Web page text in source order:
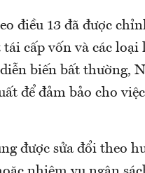
điều 13 đã được
tái cấp vốn và các
biến bất thường,
để đảm bảo cho
được sửa đổi theo